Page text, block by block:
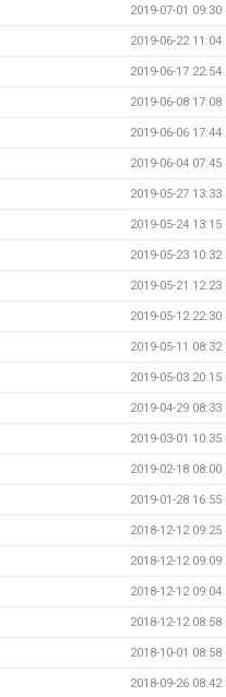
2019-07-01 09:30
2019-06-22 11:04
2019-06-17 22:54
2019-06-08 17:08
2019-06-06 17:44
2019-06-04 07:45
2019-05-27 13:33
2019-05-24 13:15
2019-05-23 10:32
2019-05-21 12:23
2019-05-12 22:30
2019-05-11 08:32
2019-05-03 20:15
2019-04-29 08:33
2019-03-01 10:35
2019-02-18 08:00
2019-01-28 16:55
2018-12-12 09:25
2018-12-12 09:09
2018-12-12 09:04
2018-12-12 08:58
2018-10-01 08:58
2018-09-26 08:42